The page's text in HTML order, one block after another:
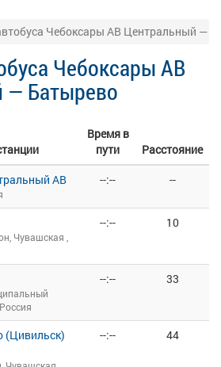
Чебоксары АВ Центральный —
Чебоксары АВ
— Батырево
Время в
пути
Расстояние
АВ --:-- --
Чувашская ,
--:-- 10
--:-- 33
(Цивильск)
--:-- 44